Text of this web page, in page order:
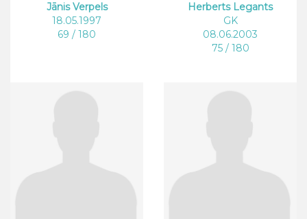
Jānis Verpels
18.05.1997
69 / 180
Herberts Legants
GK
08.06.2003
75 / 180